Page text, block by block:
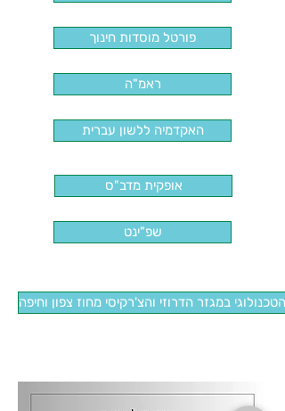
פורטל מוסדות חינוך
ראמ"ה
האקדמיה ללשון עברית
אופקית מדב"ס
שפ"ינט
במגזר הדרוזי והצ'רקיסי מחוז צפון וחיפה